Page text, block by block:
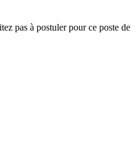
pas à postuler pour ce poste de